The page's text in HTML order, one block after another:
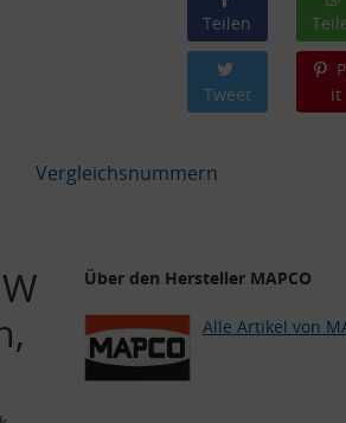
Teilen
Tweet
it
Vergleichsnummern
Über den Hersteller MAPCO
Alle Artikel von